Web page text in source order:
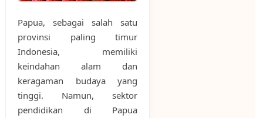
Papua, sebagai salah satu
provinsi paling timur
Indonesia, memiliki
keindahan alam dan
keragaman budaya yang
tinggi. Namun, sektor
pendidikan di Papua